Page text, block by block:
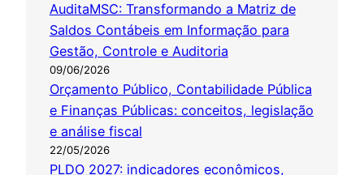
AuditaMSC: Transformando a Matriz de
Saldos Contábeis em Informação para
Gestão, Controle e Auditoria
09/06/2026
Orçamento Público, Contabilidade Pública
e Finanças Públicas: conceitos, legislação
e análise fiscal
22/05/2026
PLDO 2027: indicadores econômicos,